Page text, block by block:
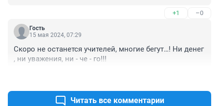
+1 –0
Гость
15 мая 2024, 07:29
Скоро не останется учителей, многие бегут…! Ни денег
, ни уважения, ни - че - го!!!
Читать все комментарии